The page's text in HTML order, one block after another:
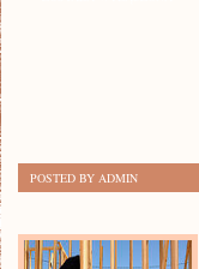
POSTED BY ADMIN